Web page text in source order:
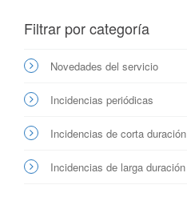
Filtrar por categoría
Novedades del servicio
Incidencias periódicas
Incidencias de corta duración
Incidencias de larga duración